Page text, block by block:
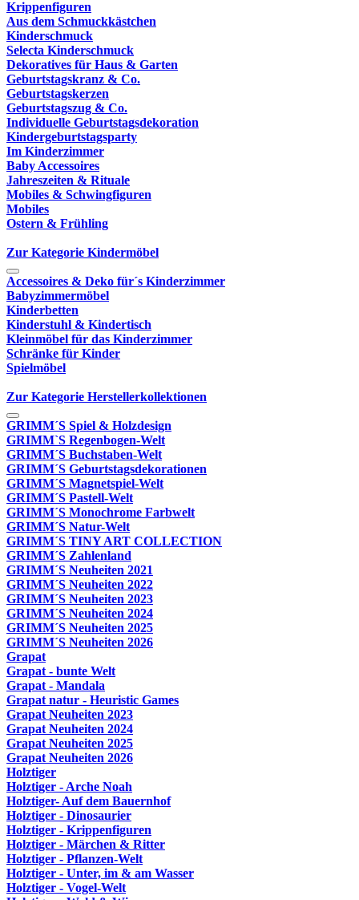
Krippenfiguren
Aus dem Schmuckkästchen
Kinderschmuck
Selecta Kinderschmuck
Dekoratives für Haus & Garten
Geburtstagskranz & Co.
Geburtstagskerzen
Geburtstagszug & Co.
Individuelle Geburtstagsdekoration
Kindergeburtstagsparty
Im Kinderzimmer
Baby Accessoires
Jahreszeiten & Rituale
Mobiles & Schwingfiguren
Mobiles
Ostern & Frühling
Zur Kategorie Kindermöbel
Accessoires & Deko für´s Kinderzimmer
Babyzimmermöbel
Kinderbetten
Kinderstuhl & Kindertisch
Kleinmöbel für das Kinderzimmer
Schränke für Kinder
Spielmöbel
Zur Kategorie Herstellerkollektionen
GRIMM´S Spiel & Holzdesign
GRIMM`S Regenbogen-Welt
GRIMM´S Buchstaben-Welt
GRIMM´S Geburtstagsdekorationen
GRIMM´S Magnetspiel-Welt
GRIMM´S Pastell-Welt
GRIMM´S Monochrome Farbwelt
GRIMM´S Natur-Welt
GRIMM´S TINY ART COLLECTION
GRIMM´S Zahlenland
GRIMM´S Neuheiten 2021
GRIMM´S Neuheiten 2022
GRIMM´S Neuheiten 2023
GRIMM´S Neuheiten 2024
GRIMM´S Neuheiten 2025
GRIMM´S Neuheiten 2026
Grapat
Grapat - bunte Welt
Grapat - Mandala
Grapat natur - Heuristic Games
Grapat Neuheiten 2023
Grapat Neuheiten 2024
Grapat Neuheiten 2025
Grapat Neuheiten 2026
Holztiger
Holztiger - Arche Noah
Holztiger- Auf dem Bauernhof
Holztiger - Dinosaurier
Holztiger - Krippenfiguren
Holztiger - Märchen & Ritter
Holztiger - Pflanzen-Welt
Holztiger - Unter, im & am Wasser
Holztiger - Vogel-Welt